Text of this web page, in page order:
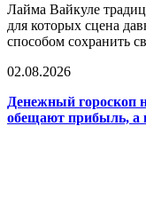
Лайма Вайкуле
для которых сцена
способом сохранить
02.08.2026
Денежный гороскоп
обещают прибыль, а